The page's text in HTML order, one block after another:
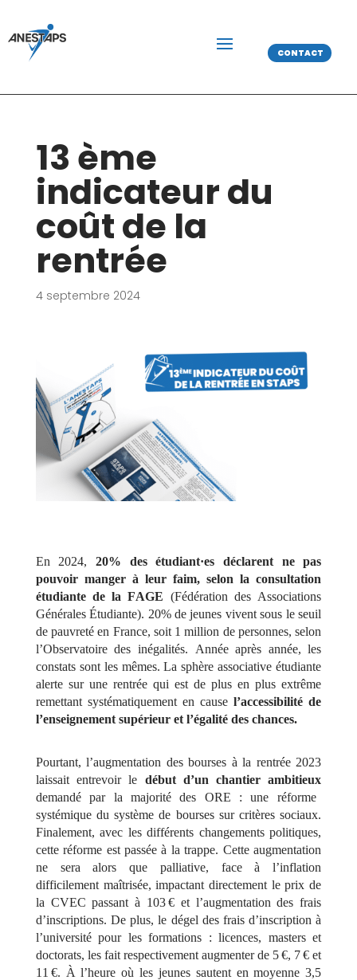
CONTACT
13 ème
indicateur du
coût de la
rentrée
4 septembre 2024
En 2024,20% des étudiant·es déclarent ne pas
pouvoir manger à leur faim, selon laconsultation
étudiantede la FAGE (Fédération des Associations
Générales Étudiante). 20% de jeunes vivent sous le seuil
de pauvreté en France, soit 1 million de personnes, selon
l’Observatoire des inégalités. Année après année, les
constats sont les mêmes. La sphère associative étudiante
alerte sur une rentrée qui est de plus en plus extrême
remettant systématiquement en causel’accessibilité de
l’enseignement supérieur et l’égalité des chances.
Pourtant, l’augmentation des bourses à la rentrée 2023
laissait entrevoir le début d’un chantier ambitieux
demandé par la majorité des ORE : une réforme
systémique du système de bourses sur critères sociaux.
Finalement, avec les différents changements politiques,
cette réforme est passée à la trappe. Cette augmentation
ne sera alors que palliative, face à l’inflation
difficilement maîtrisée, impactant directement le prix de
la CVEC passant à 103 € et l’augmentation des frais
d’inscriptions. De plus, le dégel des frais d’inscription à
l’université pour les formations : licences, masters et
doctorats, les fait respectivement augmenter de 5 €, 7 € et
11 €. À l’heure où les jeunes sautent en moyenne 3,5